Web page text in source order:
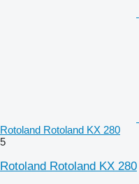
Rotoland Rotoland KX 280
5
Rotoland Rotoland KX 280